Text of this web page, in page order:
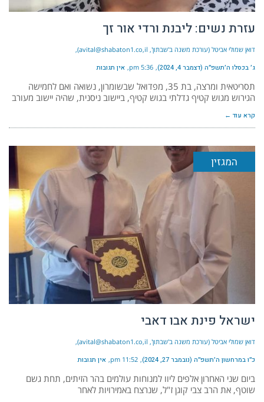
עזרת נשים: ליבנת ורדי אור זך
דואן שמולי אביטל (עורכת משנה ב'שבתון', avital@shabaton1.co,il)
ג׳ בכסלו ה׳תשפ״ה (דצמבר 4, 2024) 5:36 pm אין תגובות
תסריטאית ומרצה, בת 35, מפדואל שבשומרון, נשואה ואם לחמישה
הגירוש מגוש קטיף גדלתי בגוש קטיף, ביישוב ניסנית, שהיה יישוב מעורב
קרא עוד ←
המגזין
ישראל פינת אבו דאבי
דואן שמולי אביטל (עורכת משנה ב'שבתון', avital@shabaton1.co,il)
כ״ו במרחשון ה׳תשפ״ה (נובמבר 27, 2024) 11:52 pm אין תגובות
ביום שני האחרון אלפים ליוו למנוחות עולמים בהר הזיתים, תחת גשם
שוטף, את הרב צבי קוגן ז"ל, שנרצח באמירויות לאחר